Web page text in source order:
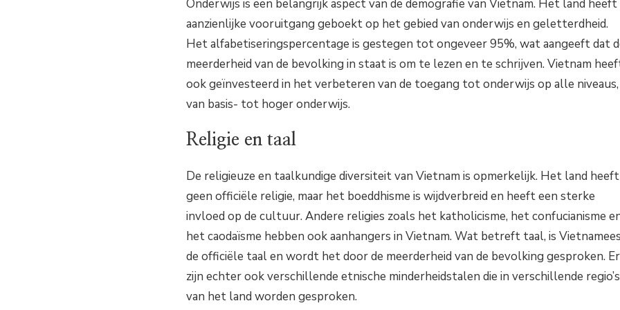
Onderwijs is een belangrijk aspect van de demografie van Vietnam. Het land heeft
aanzienlijke vooruitgang geboekt op het gebied van onderwijs en geletterdheid.
Het alfabetiseringspercentage is gestegen tot ongeveer 95%, wat aangeeft dat
meerderheid van de bevolking in staat is om te lezen en te schrijven. Vietnam
ook geïnvesteerd in het verbeteren van de toegang tot onderwijs op alle niveaus,
van basis- tot hoger onderwijs.
Religie en taal
De religieuze en taalkundige diversiteit van Vietnam is opmerkelijk. Het land heeft
geen officiële religie, maar het boeddhisme is wijdverbreid en heeft een sterke
invloed op de cultuur. Andere religies zoals het katholicisme, het confucianisme
het caodaïsme hebben ook aanhangers in Vietnam. Wat betreft taal, is Vietnamees
de officiële taal en wordt het door de meerderheid van de bevolking gesproken. Er
zijn echter ook verschillende etnische minderheidstalen die in verschillende regio’s
van het land worden gesproken.